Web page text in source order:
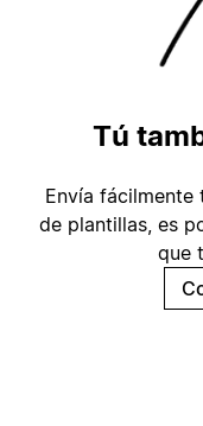
Tú
Envía fácilmente
de plantillas, es
que